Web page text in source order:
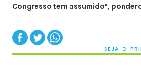
Congresso tem assumido”,
SEJA O